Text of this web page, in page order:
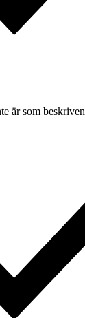
är som beskriven